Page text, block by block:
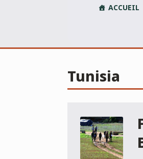
ACCUEIL
Tunisia